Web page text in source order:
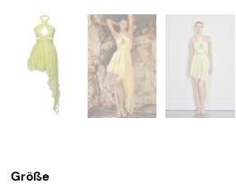
Größe